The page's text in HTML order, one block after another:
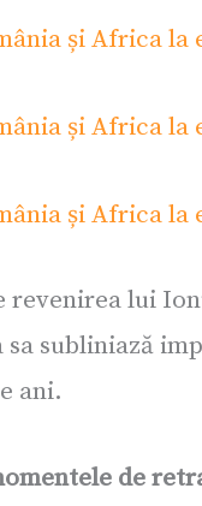
lui
subliniază
ani.
de